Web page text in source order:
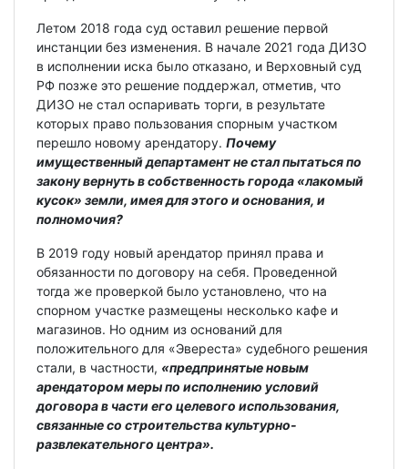
Летом 2018 года суд оставил решение первой
инстанции без изменения. В начале 2021 года ДИЗО
в исполнении иска было отказано, и Верховный суд
РФ позже это решение поддержал, отметив, что
ДИЗО не стал оспаривать торги, в результате
которых право пользования спорным участком
перешло новому арендатору. Почему
имущественный департамент не стал пытаться по
закону вернуть в собственность города «лакомый
кусок» земли, имея для этого и основания, и
полномочия?
В 2019 году новый арендатор принял права и
обязанности по договору на себя. Проведенной
тогда же проверкой было установлено, что на
спорном участке размещены несколько кафе и
магазинов. Но одним из оснований для
положительного для «Эвереста» судебного решения
стали, в частности, «предпринятые новым
арендатором меры по исполнению условий
договора в части его целевого использования,
связанные со строительства культурно-
развлекательного центра».